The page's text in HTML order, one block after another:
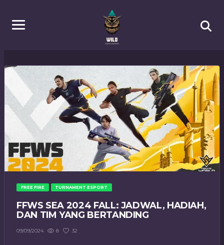
FREE FIRE TURNAMENT ESPORT
FFWS SEA 2024 FALL: JADWAL, HADIAH,
DAN TIM YANG BERTANDING
09/09/2024 8 32